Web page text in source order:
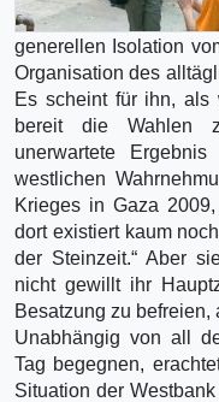
generellen Isolation
Organisation des
Es scheint für ihn, als
bereit die Wahlen
unerwartete
westlichen
Krieges in Gaza
dort existiert kaum
der Steinzeit.“ Aber
nicht gewillt ihr
Besatzung zu befreien,
Unabhängig von all
Tag begegnen,
Situation der